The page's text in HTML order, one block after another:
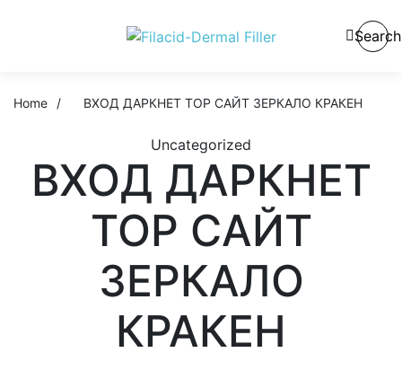
Search
Home / ВХОД ДАРКНЕТ ТОР САЙТ ЗЕРКАЛО КРАКЕН
Uncategorized
ВХОД ДАРКНЕТ
ТОР САЙТ
ЗЕРКАЛО
КРАКЕН